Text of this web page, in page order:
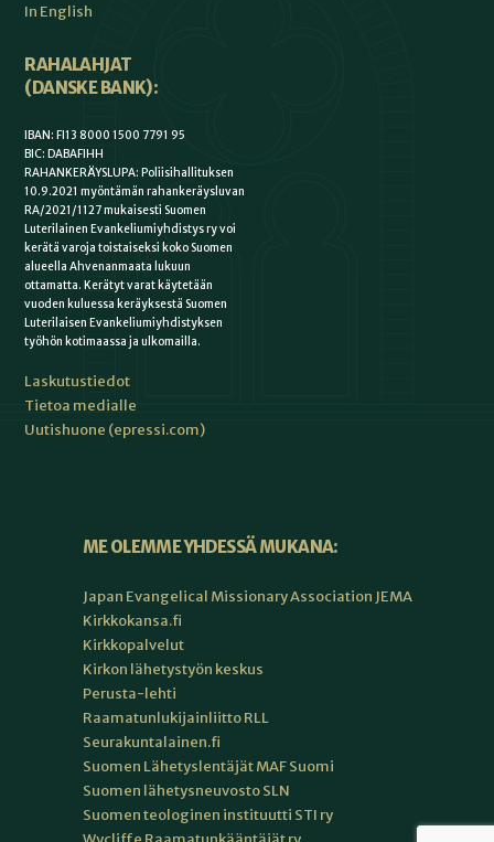
In English
RAHALAHJAT
(DANSKE BANK):
IBAN: FI13 8000 1500 7791 95
BIC: DABAFIHH
RAHANKERÄYSLUPA: Poliisihallituksen
10.9.2021 myöntämän rahankeräysluvan
RA/2021/1127 mukaisesti Suomen
Luterilainen Evankeliumiyhdistys ry voi
kerätä varoja toistaiseksi koko Suomen
alueella Ahvenanmaata lukuun
ottamatta. Kerätyt varat käytetään
vuoden kuluessa keräyksestä Suomen
Luterilaisen Evankeliumiyhdistyksen
työhön kotimaassa ja ulkomailla.
Laskutustiedot
Tietoa medialle
Uutishuone (epressi.com)
ME OLEMME YHDESSÄ MUKANA:
Japan Evangelical Missionary Association JEMA
Kirkkokansa.fi
Kirkkopalvelut
Kirkon lähetystyön keskus
Perusta-lehti
Raamatunlukijainliitto RLL
Seurakuntalainen.fi
Suomen Lähetyslentäjät MAF Suomi
Suomen lähetysneuvosto SLN
Suomen teologinen instituutti STI ry